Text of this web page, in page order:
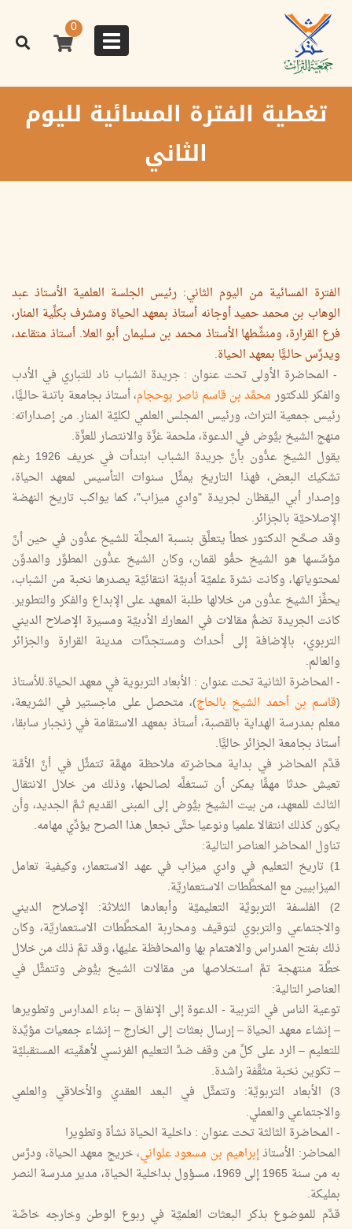
المحتوى
الرئيسي
Toggle
navigation
0
تغطية الفترة المسائية لليوم
الثاني
الفترة المسائية من اليوم الثاني: رئيس الجلسة العلمية الأستاذ عبد
الوهاب بن محمد حميد أوجانه أستاذ بمعهد الحياة ومشرف بكلِّية المنار،
فرع القرارة، ومنشِّطها الأستاذ محمد بن سليمان أبو العلا. أستاذ متقاعد،
ويدرِّس حالـيًّا بمعهد الحياة.
- المحاضرة الأولى تحت عنوان : جريدة الشباب ناد للتباري في الأدب
والفكر للدكتورمحمَّد بن قاسم ناصر بوحجام، أستاذ بجامعة باتنـة حالـيًّا،
رئيس جمعية التراث، ورئيس المجلس العلمي لكليَّة المنار. من إصداراته:
منهج الشيخ بيُّوض في الدعوة، ملحمة غزَّة والانتصار للعزَّة.
يقول الشيخ عدُّون بأنَّ جريدة الشباب ابتدأت في خريف 1926 رغم
تشكيك البعض، فهذا التاريخ يمثِّل سنوات التأسيس لمعهد الحياة،
وإصدار أبي اليقظان لجريدة "وادي ميزاب"، كما يواكب تاريخ النهضة
الإصلاحيَّة بالجزائر.
وقد صحَّح الدكتور خطأ يتعلَّق بنسبة المجلَّة للشيخ عدُّون في حين أنَّ
مؤسِّسها هو الشيخ حمُّو لقمان، وكان الشيخ عدُّون المطوِّر والمدوِّن
لمحتوياتها، وكانت نشرة علميَّة أدبيَّة انتقائيَّة يصدرها نخبة من الشباب،
يحفِّز الشيخ عدُّون من خلالها طلبة المعهد على الإبداع والفكر والتطوير.
كانت الجريدة تضمُّ مقالات في المعارك الأدبيَّة ومسيرة الإصلاح الديني
التربوي، بالإضافة إلى أحداث ومستجدَّات مدينة القرارة والجزائر
والعالم.
- المحاضرة الثانية تحت عنوان : الأبعاد التربوية في معهد الحياة.للأستاذ
(قاسم بن أحمد الشيخ بالحاج)، متحصل على ماجستير في الشريعة،
معلم بمدرسة الهداية بالقصبة، أستاذ بمعهد الاستقامة في زنجبار سابقا،
أستاذ بجامعة الجزائر حاليًّا.
قدَّم المحاضر في بداية محاضرته ملاحظة مهمَّة تتمثَّل في أنَّ الأمَّة
تعيش حدثا مهمًّا يمكن أن تستغلَّه لصالحها، وذلك من خلال الانتقال
الثالث للمعهد، من بيت الشيخ بيُّوض إلى المبنى القديم ثـمَّ الجديد، وأن
يكون كذلك انتقالا علميا ونوعيا حتَّى نجعل هذا الصرح يؤدِّي مهامه.
تناول المحاضر العناصر التالية:
1) تاريخ التعليم في وادي ميزاب في عهد الاستعمار، وكيفية تعامل
الميزابيين مع المخطَّطات الاستعماريَّة.
2) الفلسفة التربويَّة التعليميَّة وأبعادها الثلاثة: الإصلاح الديني
والاجتماعي والتربوي لتوقيف ومحاربة المخطَّطات الاستعماريَّة، وكان
ذلك بفتح المدراس والاهتمام بها والمحافظة عليها، وقد تمَّ ذلك من خلال
خطَّة منتهجة تمَّ استخلاصها من مقالات الشيخ بيُّوض وتتمثَّل في
العناصر التالية:
توعية الناس في التربية - الدعوة إلى الإنفاق – بناء المدارس وتطويرها
– إنشاء معهد الحياة – إرسال بعثات إلى الخارج – إنشاء جمعيات مؤيِّدة
للتعليم – الرد على كلِّ من وقف ضدَّ التعليم الفرنسي لأهمِّيته المستقبليَّة
– تكوين نخبة مثقَّفة راشدة.
3) الأبعاد التربويَّة: وتتمثَّل في البعد العقدي والأخلاقي والعلمي
والاجتماعي والعملي.
- المحاضرة الثالثة تحت عنوان : داخلية الحياة نشأة وتطويرا
المحاضر: الأستاذإبراهيم بن مسعود علواني، خريج معهد الحياة، ودرَّس
به من سنة 1965 إلى 1969، مسؤول بداخلية الحياة، مدير مدرسة النصر
بمليكة.
قدَّم للموضوع بذكر البعثات العلميَّة في ربوع الوطن وخارجه خاصَّة